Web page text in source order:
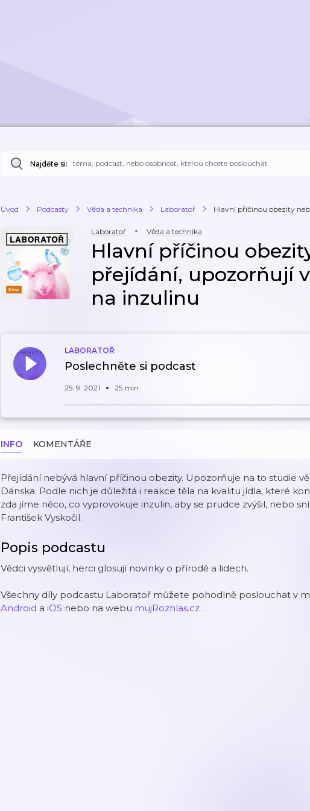
Najděte si:
Úvod Podcasty Věda a technika Laboratoř Hlavní příčinou obezity
Laboratoř Věda a technika
Hlavní příčinou
přejídání, upozorňují
na inzulinu
LABORATOŘ
Poslechněte si podcast
25. 9. 2021 25 min
INFO KOMENTÁŘE
Přejídání nebývá hlavní příčinou obezity. Upozorňuje na to studie
Dánska. Podle nich je důležitá i reakce těla na kvalitu jídla, které
zda jíme něco, co vyprovokuje inzulin, aby se prudce zvýšil, nebo
František Vyskočil.
Popis podcastu
Vědci vysvětlují, herci glosují novinky o přírodě a lidech.
Všechny díly podcastu Laboratoř můžete pohodlně poslouchat v
Android a iOS nebo na webu mujRozhlas.cz .